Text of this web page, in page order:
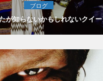
ブログ
が知らないかもしれないクイー